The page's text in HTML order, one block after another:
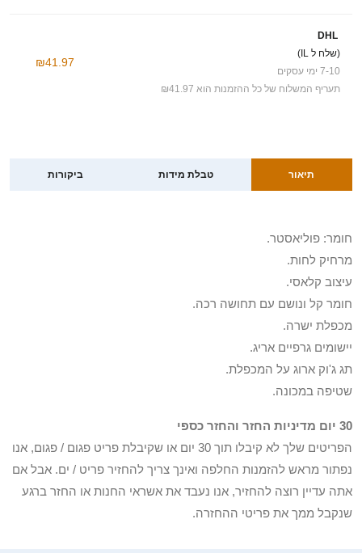
DHL
(שלח ל IL)
7-10 ימי עסקים
תעריף המשלוח של כל ההזמנות הוא ₪41.97
₪41.97
תיאור טבלת מידות ביקורות
חומר: פוליאסטר.
מרחיק לחות.
עיצוב קלאסי.
חומר קל ונושם עם תחושה רכה.
מכפלת ישרה.
יישומים גרפיים אריג.
תג ג'וק ארוג על המכפלת.
שטיפה במכונה.
30 יום מדיניות החזר והחזר כספי
הפריטים שלך לא קיבלו תוך 30 יום או שקיבלת פריט פגום / פגום, אנו
נפתור מראש להזמנות החלפה ואינך צריך להחזיר פריט / ים. אבל אם
אתה עדיין רוצה להחזיר, אנו נעבד את אשראי החנות או החזר ברגע
שנקבל ממך את פריטי ההחזרה.